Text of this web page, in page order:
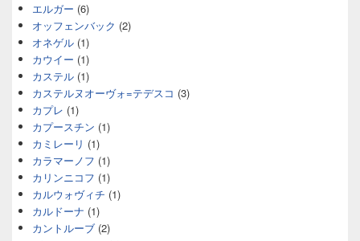
エルガー (6)
オッフェンバック (2)
オネゲル (1)
カウイー (1)
カステル (1)
カステルヌオーヴォ=テデスコ (3)
カプレ (1)
カプースチン (1)
カミレーリ (1)
カラマーノフ (1)
カリンニコフ (1)
カルウォヴィチ (1)
カルドーナ (1)
カントルーブ (2)